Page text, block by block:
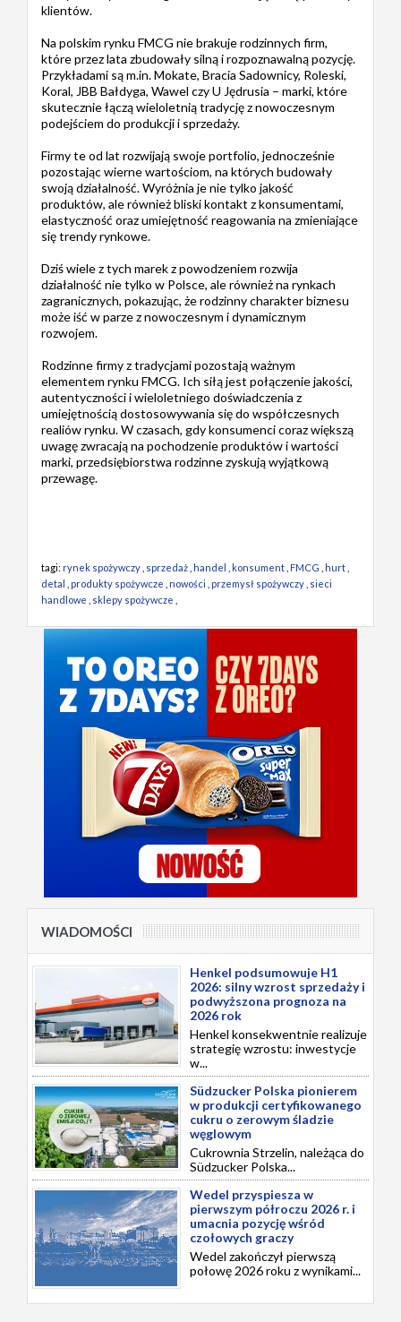
klientów.
Na polskim rynku FMCG nie brakuje rodzinnych firm,
które przez lata zbudowały silną i rozpoznawalną pozycję.
Przykładami są m.in. Mokate, Bracia Sadownicy, Roleski,
Koral, JBB Bałdyga, Wawel czy U Jędrusia – marki, które
skutecznie łączą wieloletnią tradycję z nowoczesnym
podejściem do produkcji i sprzedaży.
Firmy te od lat rozwijają swoje portfolio, jednocześnie
pozostając wierne wartościom, na których budowały
swoją działalność. Wyróżnia je nie tylko jakość
produktów, ale również bliski kontakt z konsumentami,
elastyczność oraz umiejętność reagowania na zmieniające
się trendy rynkowe.
Dziś wiele z tych marek z powodzeniem rozwija
działalność nie tylko w Polsce, ale również na rynkach
zagranicznych, pokazując, że rodzinny charakter biznesu
może iść w parze z nowoczesnym i dynamicznym
rozwojem.
Rodzinne firmy z tradycjami pozostają ważnym
elementem rynku FMCG. Ich siłą jest połączenie jakości,
autentyczności i wieloletniego doświadczenia z
umiejętnością dostosowywania się do współczesnych
realiów rynku. W czasach, gdy konsumenci coraz większą
uwagę zwracają na pochodzenie produktów i wartości
marki, przedsiębiorstwa rodzinne zyskują wyjątkową
przewagę.
tagi: rynek spożywczy sprzedaż handel konsument FMCG hurt
detal
produkty spożywcze nowości przemysł spożywczy sieci
handlowe
sklepy spożywcze
WIADOMOŚCI
Henkel podsumowuje H1
2026: silny wzrost sprzedaży i
podwyższona prognoza na
2026 rok
Henkel konsekwentnie realizuje
strategię wzrostu: inwestycje
w...
Südzucker Polska pionierem
w produkcji certyfikowanego
cukru o zerowym śladzie
węglowym
Cukrownia Strzelin, należąca do
Südzucker Polska...
Wedel przyspiesza w
pierwszym półroczu 2026 r. i
umacnia pozycję wśród
czołowych graczy
Wedel zakończył pierwszą
połowę 2026 roku z wynikami...